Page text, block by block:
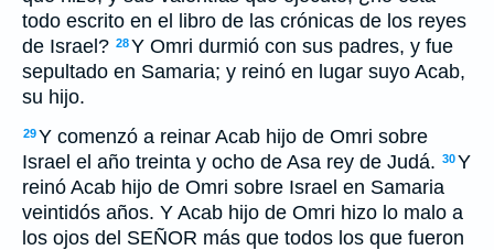
todo escrito en el libro de las crónicas de los reyes
de Israel? 28Y Omri durmió con sus padres, y fue
sepultado en Samaria; y reinó en lugar suyo Acab,
su hijo.
29Y comenzó a reinar Acab hijo de Omri sobre
Israel el año treinta y ocho de Asa rey de Judá. 30Y
reinó Acab hijo de Omri sobre Israel en Samaria
veintidós años. Y Acab hijo de Omri hizo lo malo a
los ojos del SEÑOR más que todos los que fueron